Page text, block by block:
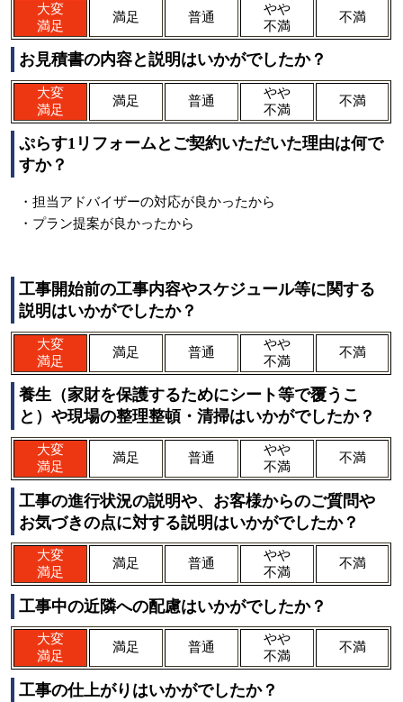
大変
満足
満足 普通
やや
不満
不満
お見積書の内容と説明はいかがでしたか？
大変
満足
満足 普通
やや
不満
不満
ぷらす1リフォームとご契約いただいた理由は何で
すか？
・担当アドバイザーの対応が良かったから
・プラン提案が良かったから
工事開始前の工事内容やスケジュール等に関する
説明はいかがでしたか？
大変
満足
満足 普通
やや
不満
不満
養生（家財を保護するためにシート等で覆うこ
と）や現場の整理整頓・清掃はいかがでしたか？
大変
満足
満足 普通
やや
不満
不満
工事の進行状況の説明や、お客様からのご質問や
お気づきの点に対する説明はいかがでしたか？
大変
満足
満足 普通
やや
不満
不満
工事中の近隣への配慮はいかがでしたか？
大変
満足
満足 普通
やや
不満
不満
工事の仕上がりはいかがでしたか？